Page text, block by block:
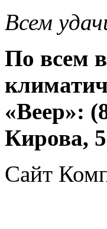
Всем
По всем
«Веер»:
Кирова,
Сайт